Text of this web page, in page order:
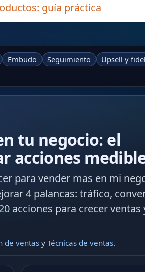
guía práctica
Embudo Seguimiento
Upsell y
tu negocio: el
acciones
para vender mas en mi
4 palancas: tráfico,
acciones para crecer ventas
de ventas y Técnicas de ventas.